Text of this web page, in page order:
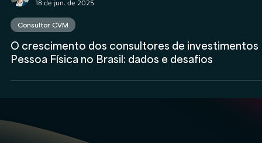
Report de dados sobre Consultoria CVM 2025: